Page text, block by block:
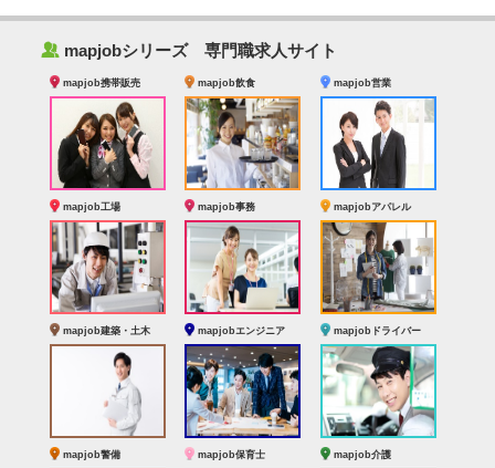
‰ mapjobシリーズ 専門職求人サイト
mapjob携帯販売 mapjob飲食 mapjob営業
mapjob工場 mapjob事務 mapjobアパレル
mapjob建築・土木 mapjobエンジニア mapjobドライバー
mapjob警備 mapjob保育士 mapjob介護